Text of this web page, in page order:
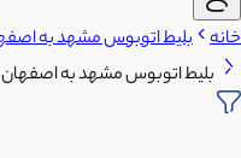
خانه بلیط اتوبوس مشهد به
بلیط اتوبوس مشهد به اصفهان